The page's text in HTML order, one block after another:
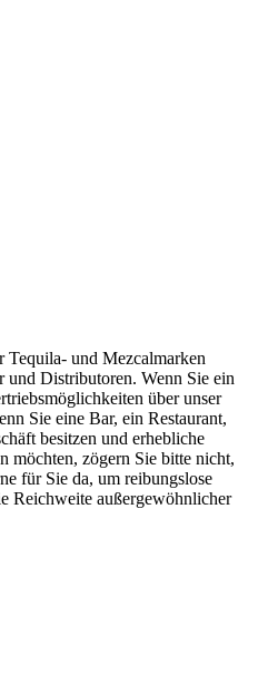
Tequila- und Mezcalmarken
Distributoren. Wenn Sie ein
über unser
Sie eine Bar, ein Restaurant,
besitzen und erhebliche
möchten, zögern Sie bitte nicht,
für Sie da, um reibungslose
Reichweite außergewöhnlicher